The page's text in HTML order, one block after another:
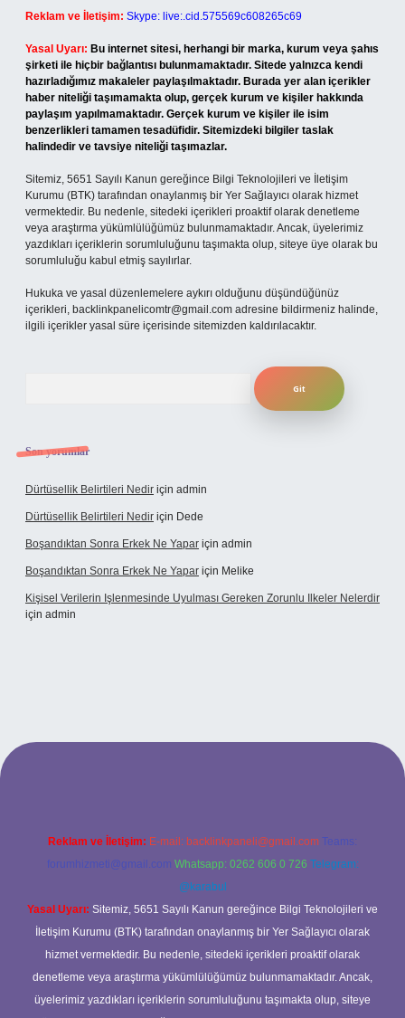
Reklam ve İletişim: Skype: live:.cid.575569c608265c69
Yasal Uyarı: Bu internet sitesi, herhangi bir marka, kurum veya şahıs
şirketi ile hiçbir bağlantısı bulunmamaktadır. Sitede yalnızca kendi
hazırladığımız makaleler paylaşılmaktadır. Burada yer alan içerikler
haber niteliği taşımamakta olup, gerçek kurum ve kişiler hakkında
paylaşım yapılmamaktadır. Gerçek kurum ve kişiler ile isim
benzerlikleri tamamen tesadüfidir. Sitemizdeki bilgiler taslak
halindedir ve tavsiye niteliği taşımazlar.
Sitemiz, 5651 Sayılı Kanun gereğince Bilgi Teknolojileri ve İletişim
Kurumu (BTK) tarafından onaylanmış bir Yer Sağlayıcı olarak hizmet
vermektedir. Bu nedenle, sitedeki içerikleri proaktif olarak denetleme
veya araştırma yükümlülüğümüz bulunmamaktadır. Ancak, üyelerimiz
yazdıkları içeriklerin sorumluluğunu taşımakta olup, siteye üye olarak bu
sorumluluğu kabul etmiş sayılırlar.
Hukuka ve yasal düzenlemelere aykırı olduğunu düşündüğünüz
içerikleri, backlinkpanelicomtr@gmail.com adresine bildirmeniz halinde,
ilgili içerikler yasal süre içerisinde sitemizden kaldırılacaktır.
Son yorumlar
Dürtüsellik Belirtileri Nedir için admin
Dürtüsellik Belirtileri Nedir için Dede
Boşandıktan Sonra Erkek Ne Yapar için admin
Boşandıktan Sonra Erkek Ne Yapar için Melike
Kişisel Verilerin Işlenmesinde Uyulması Gereken Zorunlu Ilkeler Nelerdir
için admin
Reklam ve İletişim: E-mail: backlinkpaneli@gmail.com Teams:
forumhizmeti@gmail.com Whatsapp: 0262 606 0 726 Telegram:
@karabul
Yasal Uyarı: Sitemiz, 5651 Sayılı Kanun gereğince Bilgi Teknolojileri ve
İletişim Kurumu (BTK) tarafından onaylanmış bir Yer Sağlayıcı olarak
hizmet vermektedir. Bu nedenle, sitedeki içerikleri proaktif olarak
denetleme veya araştırma yükümlülüğümüz bulunmamaktadır. Ancak,
üyelerimiz yazdıkları içeriklerin sorumluluğunu taşımakta olup, siteye